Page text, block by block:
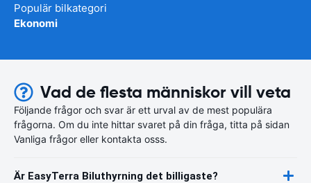
Populär bilkategori
Ekonomi
Vad de flesta människor vill veta
Följande frågor och svar är ett urval av de mest populära
frågorna. Om du inte hittar svaret på din fråga, titta på sidan
Vanliga frågor eller kontakta osss.
Är EasyTerra Biluthyrning det billigaste?